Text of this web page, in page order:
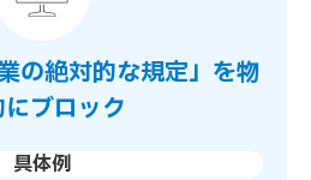
の絶対的な規定」を物
ブロック
具体例